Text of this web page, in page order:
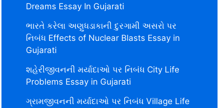
Dreams Essay In Gujarati
ભારતે કરેલા અણુધડાકાની દુરગામી અસરો પર
નિબંધ Effects of Nuclear Blasts Essay in
Gujarati
શહેરીજીવનની મર્યાદાઓ પર નિબંધ City Life
Problems Essay in Gujarati
ગ્રામજીવનની મર્યાદાઓ પર નિબંધ Village Life